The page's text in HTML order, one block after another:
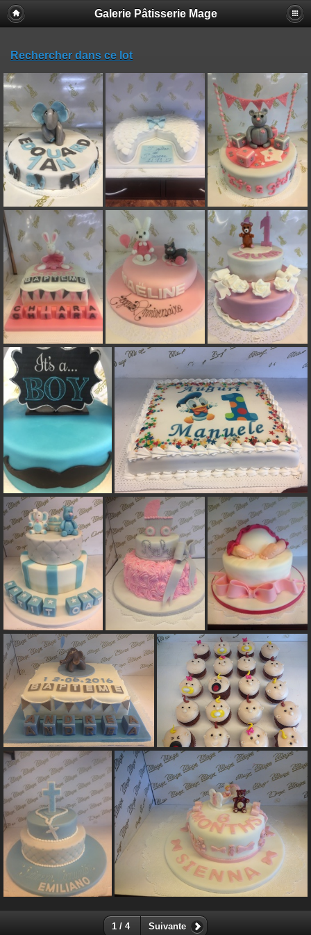
Galerie Pâtisserie Mage
Rechercher dans ce lot
1 / 4 Suivante